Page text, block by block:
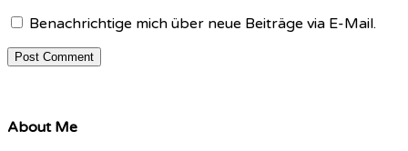
Benachrichtige mich über neue Beiträge via E-Mail.
About Me